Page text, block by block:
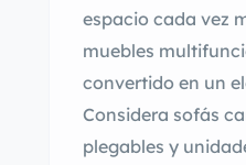
espacio cada vez
muebles
convertido en un
Considera sofás
plegables y